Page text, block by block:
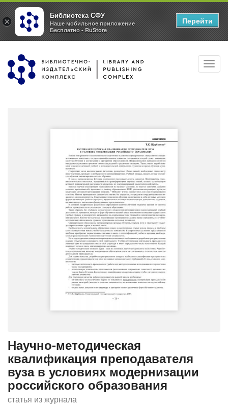
Перейти
основному
Научно-методическая
квалификация преподавателя
вуза в условиях модернизации
российского образования
статья из журнала
×
Библиотека СФУ
Наше мобильное приложение
Бесплатно - RuStore
Перейти